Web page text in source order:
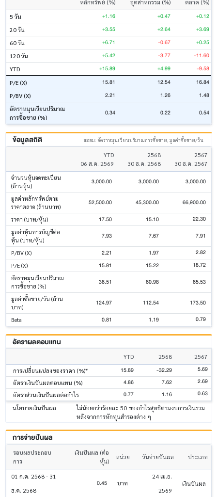
หลักทรัพย์ (%) อุตสาหกรรม (%)
ตลาด (%)
5 วัน
+1.16 +0.47 +0.12
20 วัน +3.55 +2.64 +3.69
60 วัน +6.71 -0.67 +0.25
120 วัน +5.42 -3.77 -11.60
YTD +15.89 +4.99 -9.58
P/E (X) 15.81 12.54 16.84
P/BV (X) 2.21 1.26 1.48
อัตราหมุนเวียนปริมาณ
การซื้อขาย (%)
0.34 0.22 0.54
ข้อมูลสถิติ สะสม: อัตราหมุนเวียนปริมาณการซื้อขาย, มูลค่าซื้อขาย/วัน
YTD
06 ส.ค. 2569
2568
30 ธ.ค. 2568
2567
30 ธ.ค. 2567
จำนวนหุ้นจดทะเบียน
(ล้านหุ้น)
3,000.00 3,000.00 3,000.00
มูลค่าหลักทรัพย์ตาม
ราคาตลาด (ล้านบาท)
52,500.00 45,300.00 66,900.00
ราคา (บาท/หุ้น) 17.50 15.10 22.30
มูลค่าหุ้นทางบัญชีต่อ
หุ้น (บาท/หุ้น)
7.93 7.67 7.91
P/BV (X) 2.21 1.97 2.82
P/E (X) 15.81 15.22 18.72
อัตราหมุนเวียนปริมาณ
การซื้อขาย (%)
36.51 60.98 65.53
มูลค่าซื้อขาย/วัน (ล้าน
บาท)
124.97 112.54 173.50
Beta 0.81 1.19 0.79
อัตราผลตอบแทน
YTD 2568
2567
การเปลี่ยนแปลงของราคา (%)*
15.89 -32.29 5.69
อัตราเงินปันผลตอบแทน (%) 4.86 7.62 2.69
อัตราส่วนเงินปันผลต่อกำไร 0.77 1.16 0.63
นโยบายเงินปันผล
ไม่น้อยกว่าร้อยละ 50 ของกำไรสุทธิตามงบการเงินรวม
หลังจากการหักทุนสำรองต่าง ๆ
การจ่ายปันผล
รอบผลประกอบ
การ
เงินปันผล (ต่อ
หุ้น)
หน่วย วันจ่ายปันผล ประเภท
01 ก.ค. 2568 - 31
ธ.ค. 2568
0.45 บาท
24 เม.ย.
2569
เงินปันผล